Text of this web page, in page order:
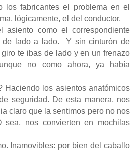
los fabricantes el problema en el
lógicamente, el del conductor.
asiento como el correspondiente
de lado a lado. Y sin cinturón de
te ibas de lado y en un frenazo
no como ahora, ya había
Haciendo los asientos anatómicos
seguridad. De esta manera, nos
claro que la sentimos pero no nos
sea, nos convierten en mochilas
Inamovibles: por bien del caballo